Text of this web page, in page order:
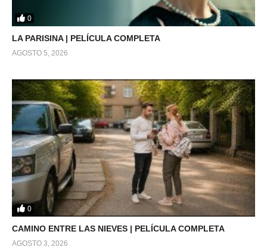
0
LA PARISINA | PELÍCULA COMPLETA
AGOSTO 5, 2026
0
CAMINO ENTRE LAS NIEVES | PELÍCULA COMPLETA
AGOSTO 3, 2026